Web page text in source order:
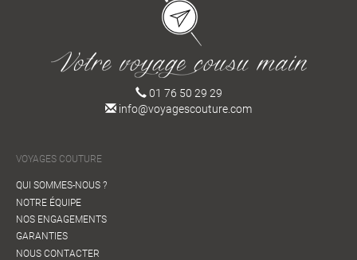
01 76 50 29 29
info@voyagescouture.com
VOYAGES COUTURE
QUI SOMMES-NOUS ?
NOTRE ÉQUIPE
NOS ENGAGEMENTS
GARANTIES
NOUS CONTACTER